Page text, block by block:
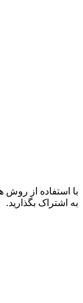
با استفاده از روش
به اشتراک بگذارید.